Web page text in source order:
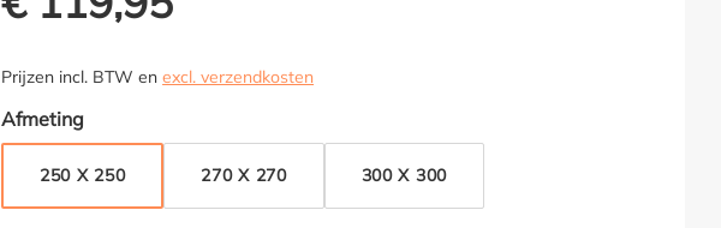
Prijzen incl. BTW enexcl. verzendkosten
Selecteer
Afmeting
250 X 250 270 X 270 300 X 300